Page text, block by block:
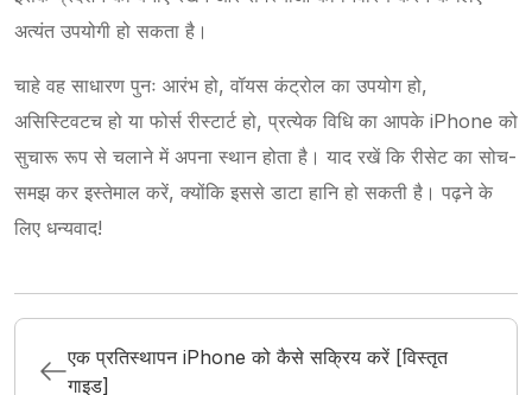
अत्यंत उपयोगी हो सकता है।
चाहे वह साधारण पुनः आरंभ हो, वॉयस कंट्रोल का उपयोग हो,
असिस्टिवटच हो या फोर्स रीस्टार्ट हो, प्रत्येक विधि का आपके iPhone को
सुचारू रूप से चलाने में अपना स्थान होता है। याद रखें कि रीसेट का सोच-
समझ कर इस्तेमाल करें, क्योंकि इससे डाटा हानि हो सकती है। पढ़ने के
लिए धन्यवाद!
एक प्रतिस्थापन iPhone को कैसे सक्रिय करें [विस्तृत
गाइड]